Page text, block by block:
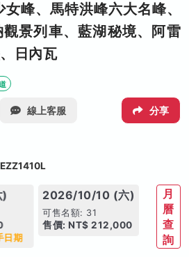
峰、馬特洪峰六大名峰、
景列車、藍湖秘境、阿雷
日內瓦
線上客服 分享
EZZ1410L
日期
2026/10/10 (六)
可售名額: 31
售價: NT$ 212,000
月
曆
查
詢